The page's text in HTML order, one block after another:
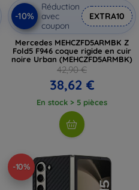
-10%
Réduction
avec
coupon
EXTRA10
Mercedes MEHCZFD5ARMBK Z
Fold5 F946 coque rigide en cuir
noire Urban (MEHCZFD5ARMBK)
42,90 €
38,62 €
En stock > 5 pièces
-10%